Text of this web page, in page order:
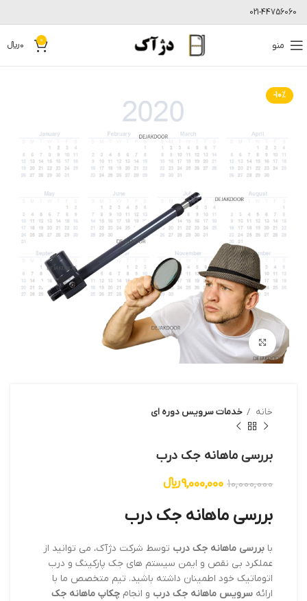
021-44756060
منو 0
0﷼
-10%
بزرگنمایی تصویر
خانه خدمات سرویس دوره ای
بررسی ماهانه جک درب
10,000,000
9,000,000﷼
بررسی ماهانه جک درب
با بررسی ماهانه جک درب توسط شرکت دژآک، می توانید از
عملکرد بی نقص و ایمن سیستم های جک پارکینگ و درب
اتوماتیک خود اطمینان داشته باشید. تیم متخصص ما با
ارائه سرویس ماهانه جک درب و انجام چکاپ ماهانه جک